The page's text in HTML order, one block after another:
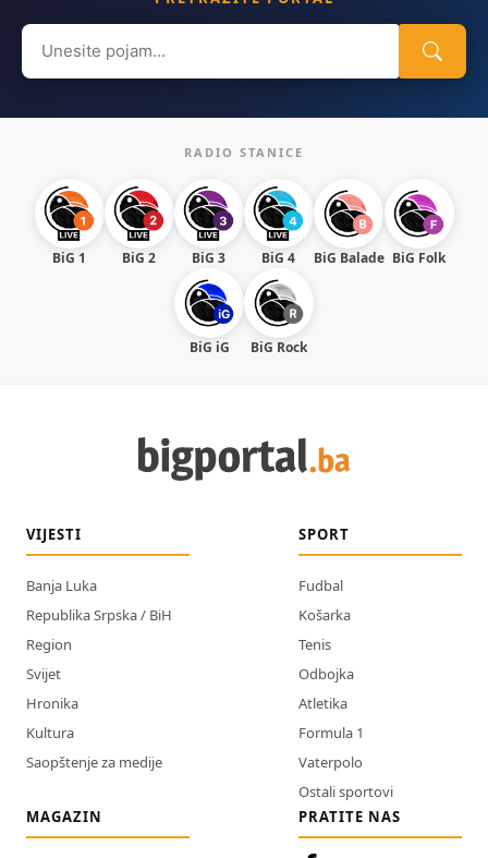
Search
for:
RADIO STANICE
BiG 1 BiG 2 BiG 3 BiG 4 BiG Balade BiG Folk
BiG iG BiG Rock
VIJESTI
Banja Luka
Republika Srpska / BiH
Region
Svijet
Hronika
Kultura
Saopštenje za medije
SPORT
Fudbal
Košarka
Tenis
Odbojka
Atletika
Formula 1
Vaterpolo
Ostali sportovi
MAGAZIN
PRATITE NAS